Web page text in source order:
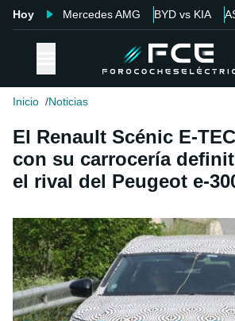
Hoy Mercedes AMG BYD vs KIA
Inicio Noticias
El Renault Scénic E-
con su carrocería
el rival del Peugeot e-